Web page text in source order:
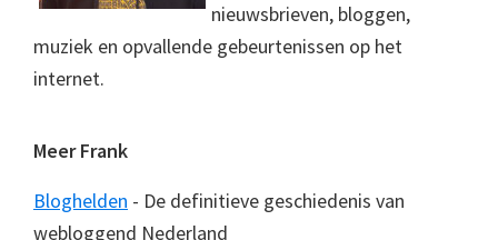
nieuwsbrieven, bloggen,
muziek en opvallende gebeurtenissen op het
internet.
Meer Frank
Bloghelden - De definitieve geschiedenis van
webloggend Nederland